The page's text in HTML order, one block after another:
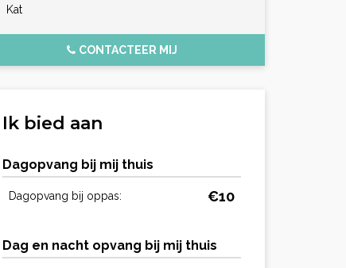
Kat
CONTACTEER MIJ
Ik bied aan
Dagopvang bij mij thuis
Dagopvang bij oppas: €10
Dag en nacht opvang bij mij thuis